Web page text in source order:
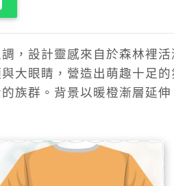
，設計靈感來自於森林裡
大眼睛，營造出萌趣十足
族群。背景以暖橙漸層延